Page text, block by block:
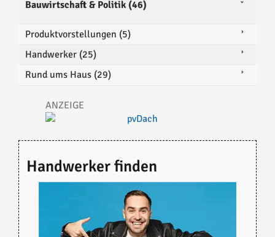
Bauwirtschaft & Politik (46)
Produktvorstellungen (5)
Handwerker (25)
Rund ums Haus (29)
Handwerker finden